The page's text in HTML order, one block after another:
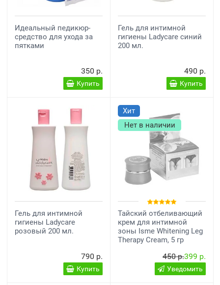
Идеальный педикюр-
средство для ухода за
пятками
350 р.
Купить
Гель для интимной
гигиены Ladycare синий
200 мл.
490 р.
Купить
Гель для интимной
гигиены Ladycare
розовый 200 мл.
790 р.
Купить
Хит
Нет в наличии
Тайский отбеливающий
крем для интимной
зоны Isme Whitening Leg
Therapy Cream, 5 гр
450 р.399 р.
Уведомить